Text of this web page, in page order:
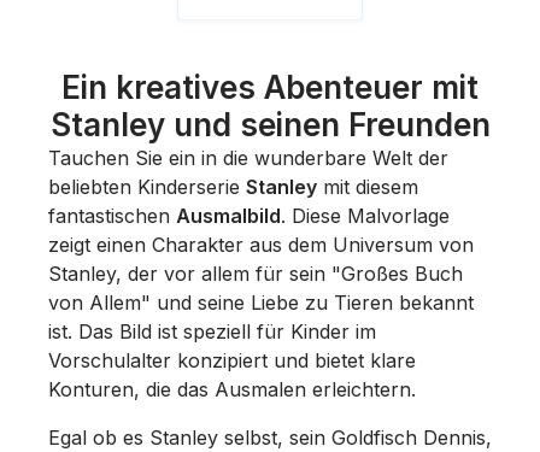
Ein kreatives Abenteuer mit
Stanley und seinen Freunden
Tauchen Sie ein in die wunderbare Welt der
beliebten Kinderserie Stanley mit diesem
fantastischen Ausmalbild. Diese Malvorlage
zeigt einen Charakter aus dem Universum von
Stanley, der vor allem für sein "Großes Buch
von Allem" und seine Liebe zu Tieren bekannt
ist. Das Bild ist speziell für Kinder im
Vorschulalter konzipiert und bietet klare
Konturen, die das Ausmalen erleichtern.
Egal ob es Stanley selbst, sein Goldfisch Dennis,